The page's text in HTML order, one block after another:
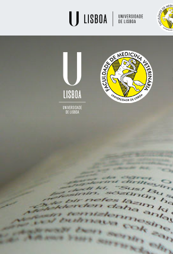
Faculdade
de
Medicina
Veterinária